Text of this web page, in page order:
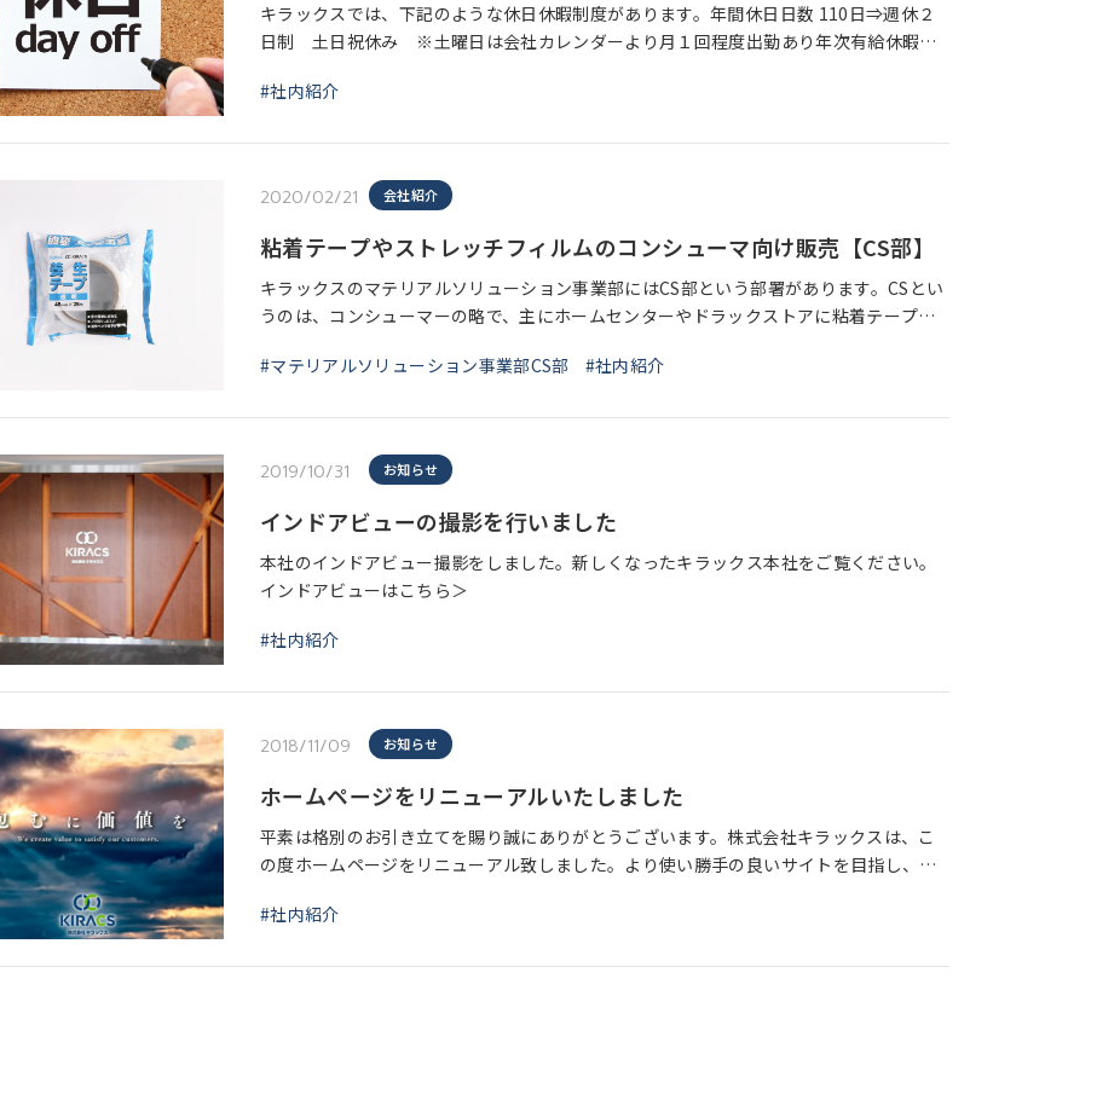
キラックスでは、下記のような休日休暇制度があります。年間休日日数 110日⇒週休２
日制 ⼟日祝休み ※⼟曜日は会社カレンダーより⽉１回程度出勤あり年次有給休暇⇒6
#社内紹介
2020/02/21 会社紹介
粘着テープやストレッチフィルムのコンシューマ向け販売【CS部】
キラックスのマテリアルソリューション事業部にはCS部という部署があります。CSとい
うのは、コンシューマーの略で、主にホームセンターやドラックストアに粘着テープを
#マテリアルソリューション事業部CS部
#社内紹介
2019/10/31 お知らせ
インドアビューの撮影を行いました
本社のインドアビュー撮影をしました。新しくなったキラックス本社をご覧ください。
インドアビューはこちら＞
#社内紹介
2018/11/09 お知らせ
ホームページをリニューアルいたしました
平素は格別のお引き立てを賜り誠にありがとうございます。株式会社キラックスは、こ
の度ホームページをリニューアル致しました。より使い勝手の良いサイトを目指し、ス
し、事業
#社内紹介